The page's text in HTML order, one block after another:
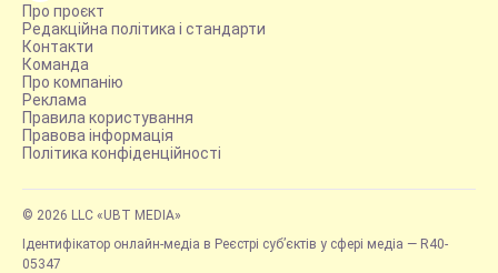
Про проєкт
Редакційна політика і стандарти
Контакти
Команда
Про компанію
Реклама
Правила користування
Правова інформація
Політика конфіденційності
© 2026 LLC «UBT MEDIA»
Ідентифікатор онлайн-медіа в Реєстрі суб’єктів у сфері медіа — R40-
05347